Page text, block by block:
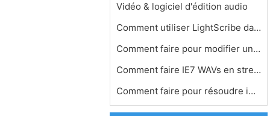
Vidéo & logiciel d'édition audio
Comment utiliser LightScribe dans Po…
Comment faire pour modifier un ID MP…
Comment faire IE7 WAVs en streaming …
Comment faire pour résoudre iMesh M…